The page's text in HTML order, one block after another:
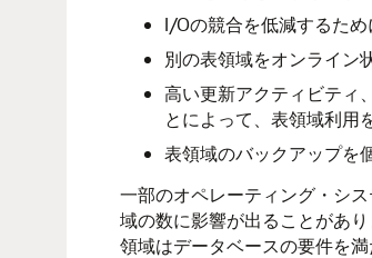
I/Oの競合を低減するた
別の表領域をオンライン
高い更新アクティビティ
とによって、表領域利用
表領域のバックアップを
一部のオペレーティング・シ
域の数に影響が出ることがあ
領域はデータベースの要件を